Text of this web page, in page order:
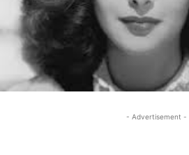
- Advertisement -